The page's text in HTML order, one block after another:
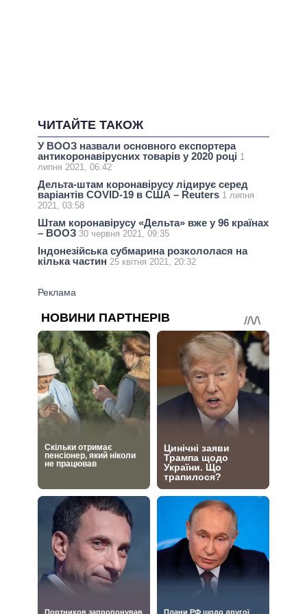
ЧИТАЙТЕ ТАКОЖ
У ВООЗ назвали основного експортера
антикоронавірусних товарів у 2020 році 1
липня 2021, 06:42
Дельта-штам коронавірусу лідирує серед
варіантів COVID-19 в США – Reuters 1 липня
2021, 03:58
Штам коронавірусу «Дельта» вже у 96 країнах
– ВООЗ 30 червня 2021, 09:35
Індонезійська субмарина розкололася на
кілька частин 25 квітня 2021, 20:32